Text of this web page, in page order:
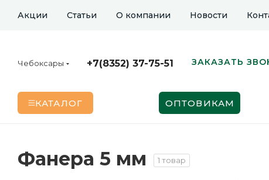
Акции Статьи О компании Новости
Чебоксары +7(8352) 37-75-51 ЗАКАЗАТЬ
КАТАЛОГ ОПТОВИКАМ
Фанера 5 мм 1 товар